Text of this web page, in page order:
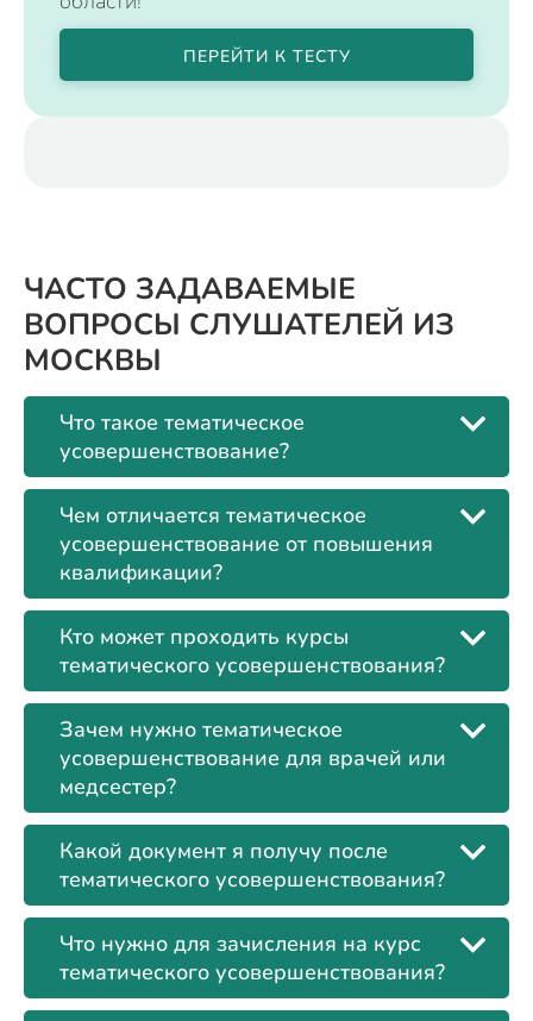
ПЕРЕЙТИ К ТЕСТУ
ЧАСТО ЗАДАВАЕМЫЕ
ВОПРОСЫ СЛУШАТЕЛЕЙ ИЗ
МОСКВЫ
Что такое тематическое
усовершенствование?
Чем отличается тематическое
усовершенствование от повышения
квалификации?
Кто может проходить курсы
тематического усовершенствования?
Зачем нужно тематическое
усовершенствование для врачей или
медсестер?
Какой документ я получу после
тематического усовершенствования?
Что нужно для зачисления на курс
тематического усовершенствования?